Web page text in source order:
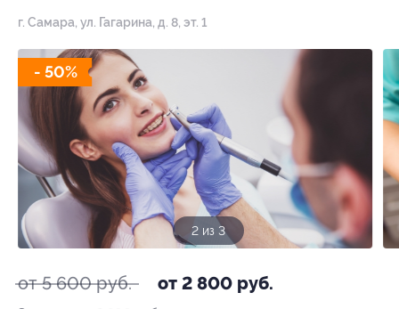
г. Самара, ул. Гагарина, д. 8, эт. 1
- 50%
3 из 3
от 5 600 руб. от 2 800 руб.